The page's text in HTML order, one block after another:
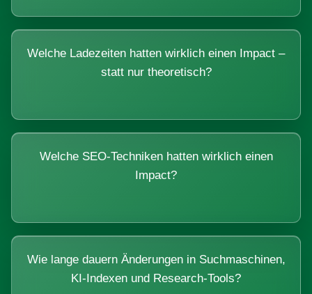
Welche Ladezeiten hatten wirklich einen Impact –
statt nur theoretisch?
Welche SEO-Techniken hatten wirklich einen
Impact?
Wie lange dauern Änderungen in Suchmaschinen,
KI-Indexen und Research-Tools?